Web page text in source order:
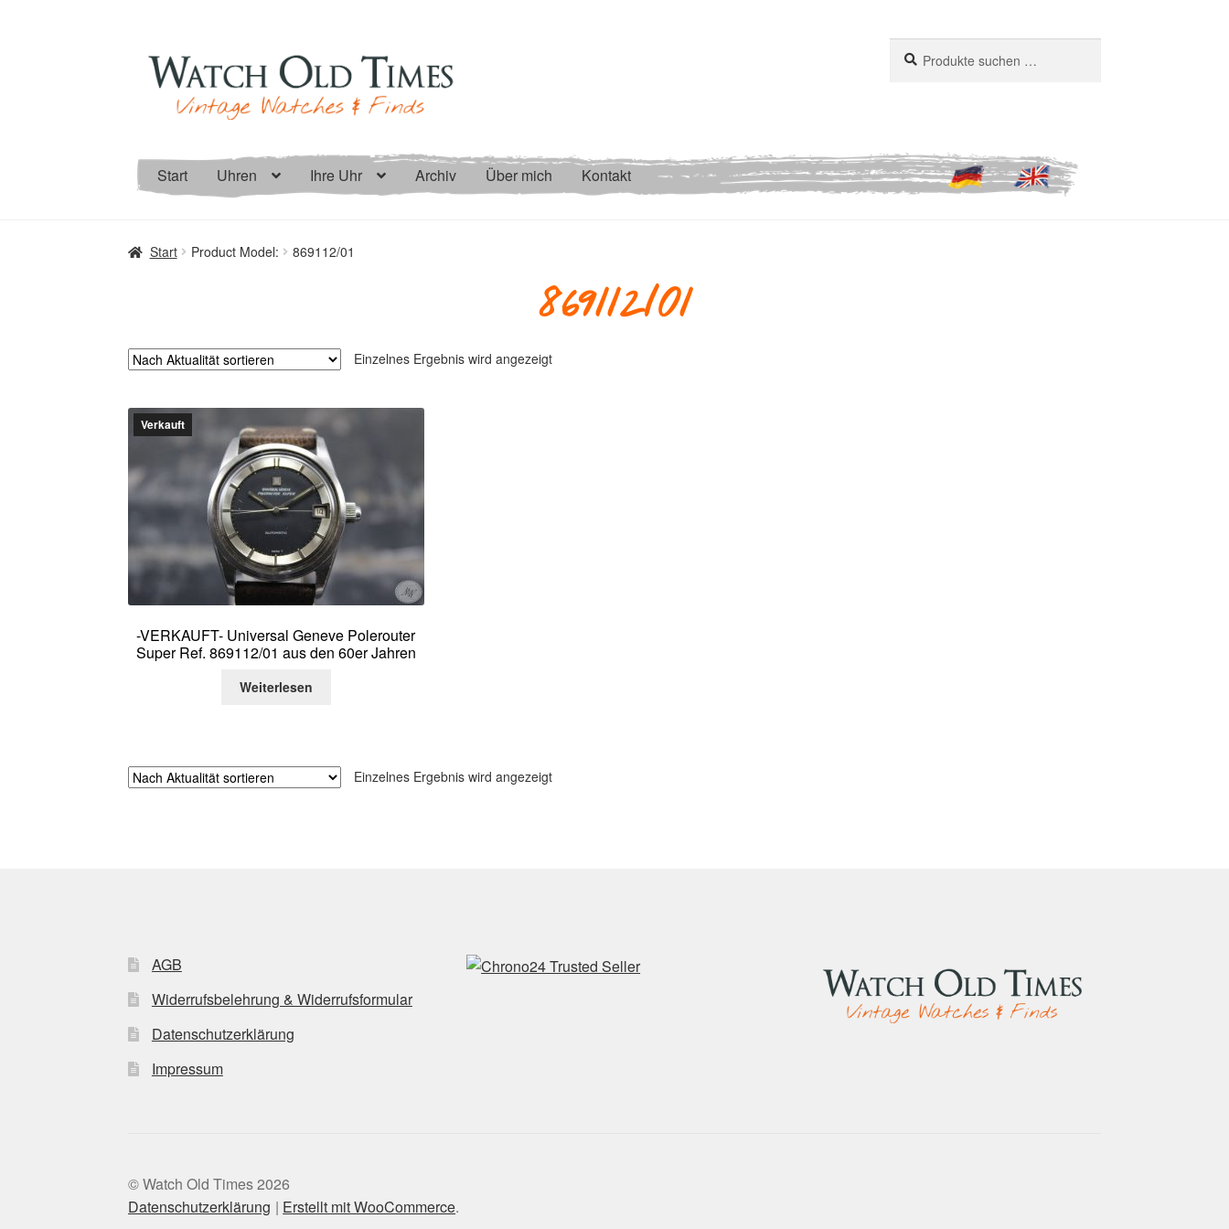
Navigation
springen
Inhalt
springen
nach:
Start Uhren Ihre Uhr Archiv Über mich Kontakt
Start Product Model: 869112/01
869112/01
Einzelnes Ergebnis wird angezeigt
Verkauft
-VERKAUFT- Universal Geneve Polerouter
Super Ref. 869112/01 aus den 60er Jahren
Weiterlesen
Einzelnes Ergebnis wird angezeigt
AGB
Widerrufsbelehrung & Widerrufsformular
Datenschutzerklärung
Impressum
© Watch Old Times 2026
Datenschutzerklärung
Erstellt mit WooCommerce.